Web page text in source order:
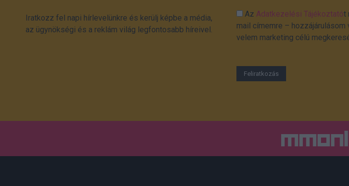
Iratkozz fel napi hírlevelünkre és kerülj képbe a média,
az ügynökségi és a reklám világ legfontosabb híreivel.
AzAdatkezelési Tájékoztatót
mail címemre –
velem marketing célú